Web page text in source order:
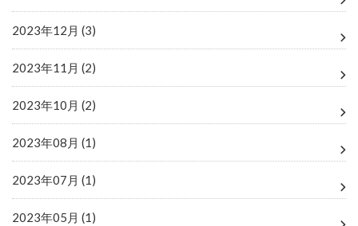
2023年12月 (3)
2023年11月 (2)
2023年10月 (2)
2023年08月 (1)
2023年07月 (1)
2023年05月 (1)